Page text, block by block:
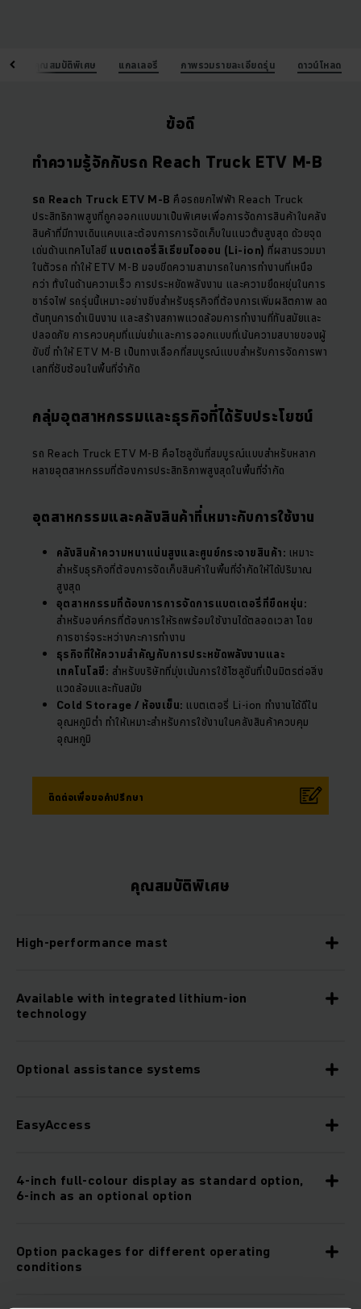
ดี คุณสมบัติพิเศษ แกลเลอรี ภาพรวมรายละเอียดรุ่น ดาวน์โหลด
ข้อดี
ทำความรู้จักกับรถ Reach Truck ETV M-B
รถ Reach Truck ETV M-B คือรถยกไฟฟ้า Reach Truck
ประสิทธิภาพสูงที่ถูกออกแบบมาเป็นพิเศษเพื่อการจัดการสินค้าในคลัง
สินค้าที่มีทางเดินแคบและต้องการการจัดเก็บในแนวตั้งสูงสุด ด้วยจุด
เด่นด้านเทคโนโลยี แบตเตอรี่ลิเธียมไอออน (Li-ion) ที่ผสานรวมมา
ในตัวรถ ทำให้ ETV M-B มอบขีดความสามารถในการทำงานที่เหนือ
กว่า ทั้งในด้านความเร็ว การประหยัดพลังงาน และความยืดหยุ่นในการ
ชาร์จไฟ รถรุ่นนี้เหมาะอย่างยิ่งสำหรับธุรกิจที่ต้องการเพิ่มผลิตภาพ ลด
ต้นทุนการดำเนินงาน และสร้างสภาพแวดล้อมการทำงานที่ทันสมัยและ
ปลอดภัย การควบคุมที่แม่นยำและการออกแบบที่เน้นความสบายของผู้
ขับขี่ ทำให้ ETV M-B เป็นทางเลือกที่สมบูรณ์แบบสำหรับการจัดการพา
เลทที่ซับซ้อนในพื้นที่จำกัด
กลุ่มอุตสาหกรรมและธุรกิจที่ได้รับประโยชน์
รถ Reach Truck ETV M-B คือโซลูชั่นที่สมบูรณ์แบบสำหรับหลาก
หลายอุตสาหกรรมที่ต้องการประสิทธิภาพสูงสุดในพื้นที่จำกัด
อุตสาหกรรมและคลังสินค้าที่เหมาะกับการใช้งาน
คลังสินค้าความหนาแน่นสูงและศูนย์กระจายสินค้า: เหมาะ
สำหรับธุรกิจที่ต้องการจัดเก็บสินค้าในพื้นที่จำกัดให้ได้ปริมาณ
สูงสุด
อุตสาหกรรมที่ต้องการการจัดการแบตเตอรี่ที่ยืดหยุ่น:
สำหรับองค์กรที่ต้องการให้รถพร้อมใช้งานได้ตลอดเวลา โดย
การชาร์จระหว่างกะการทำงาน
ธุรกิจที่ให้ความสำคัญกับการประหยัดพลังงานและ
เทคโนโลยี: สำหรับบริษัทที่มุ่งเน้นการใช้โซลูชั่นที่เป็นมิตรต่อสิ่ง
แวดล้อมและทันสมัย
Cold Storage / ห้องเย็น: แบตเตอรี่ Li-ion ทำงานได้ดีใน
อุณหภูมิต่ำ ทำให้เหมาะสำหรับการใช้งานในคลังสินค้าควบคุม
อุณหภูมิ
ติดต่อเพื่อขอคำปรึกษา
คุณสมบัติพิเศษ
High-performance mast
Available with integrated lithium-ion
technology
Optional assistance systems
EasyAccess
4-inch full-colour display as standard option,
6-inch as an optional option
Option packages for different operating
conditions